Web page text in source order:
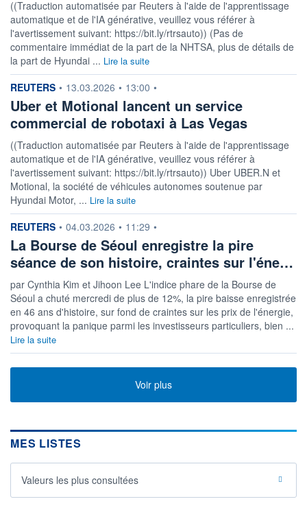
((Traduction automatisée par Reuters à l'aide de l'apprentissage
automatique et de l'IA générative, veuillez vous référer à
l'avertissement suivant: https://bit.ly/rtrsauto)) (Pas de
commentaire immédiat de la part de la NHTSA, plus de détails de
la part de Hyundai ... Lire la suite
information fournie par
REUTERS • 13.03.2026 • 13:00 •
Uber et Motional lancent un service
commercial de robotaxi à Las Vegas
((Traduction automatisée par Reuters à l'aide de l'apprentissage
automatique et de l'IA générative, veuillez vous référer à
l'avertissement suivant: https://bit.ly/rtrsauto)) Uber UBER.N et
Motional, la société de véhicules autonomes soutenue par
Hyundai Motor, ... Lire la suite
information fournie par
REUTERS • 04.03.2026 • 11:29 •
La Bourse de Séoul enregistre la pire
séance de son histoire, craintes sur l'éne…
par Cynthia Kim et Jihoon Lee L'indice phare de la Bourse de
Séoul a chuté mercredi de plus de 12%, la pire baisse enregistrée
en 46 ans d'histoire, sur fond de craintes sur les prix de l'énergie,
provoquant la panique parmi les investisseurs particuliers, bien ...
Lire la suite
Voir plus
MES LISTES
Valeurs les plus consultées